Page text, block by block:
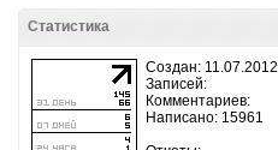
Статистика
Создан: 11.07.2012
Записей:
Комментариев:
Написано: 15961